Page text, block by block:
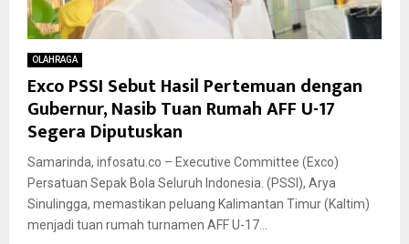
OLAHRAGA
Exco PSSI Sebut Hasil Pertemuan dengan
Gubernur, Nasib Tuan Rumah AFF U-17
Segera Diputuskan
Samarinda, infosatu.co – Executive Committee (Exco)
Persatuan Sepak Bola Seluruh Indonesia. (PSSI), Arya
Sinulingga, memastikan peluang Kalimantan Timur (Kaltim)
menjadi tuan rumah turnamen AFF U-17...